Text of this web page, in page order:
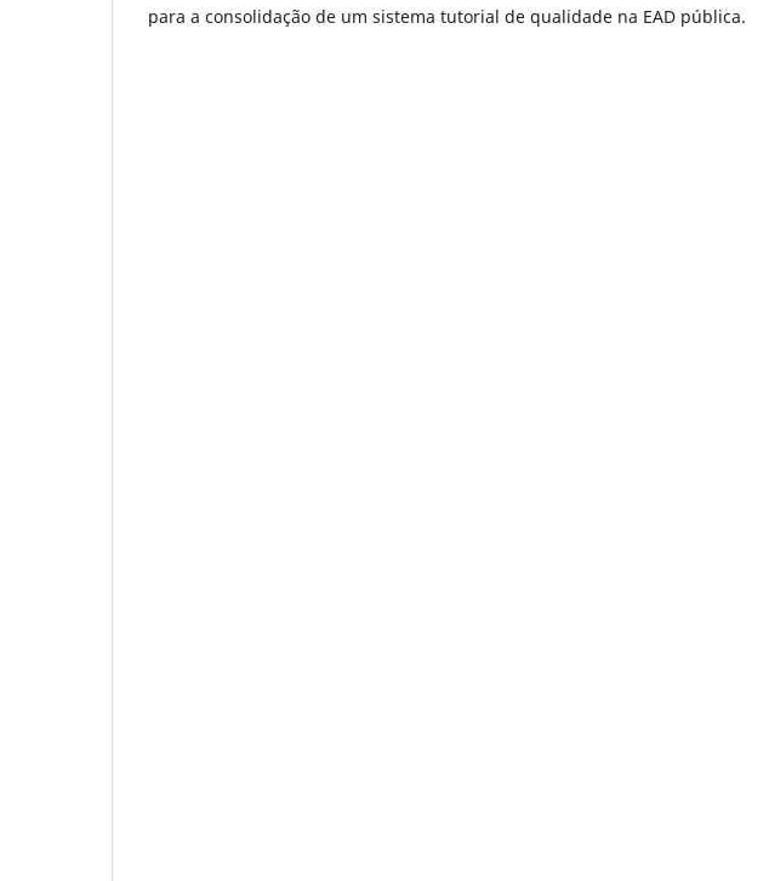
para a consolidação de um sistema tutorial de qualidade na EAD pública.